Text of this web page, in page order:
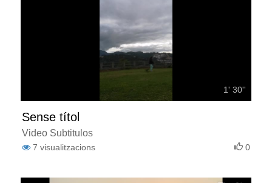
1' 30''
Sense títol
Video Subtitulos
7 visualitzacions 0